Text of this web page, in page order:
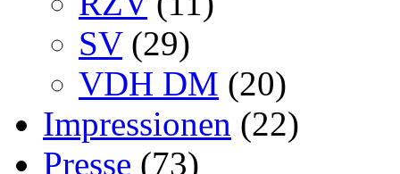
SV(29)
VDH DM (20)
Impressionen (22)
Presse (73)